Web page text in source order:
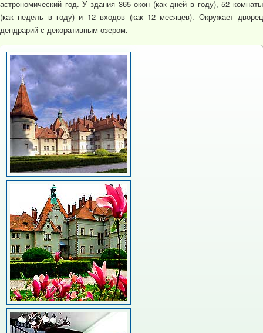
астрономический год. У здания 365 окон (как дней в году), 52 комнаты
(как недель в году) и 12 входов (как 12 месяцев). Окружает дворец
дендрарий с декоративным озером.